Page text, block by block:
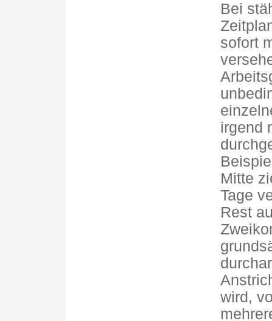
Bei
sofort
irgend
Mitte
Tage
Rest
wird,